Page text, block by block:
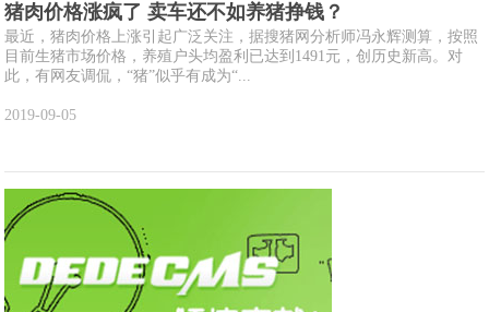
猪肉价格涨疯了 卖车还不如养猪挣钱？
最近，猪肉价格上涨引起广泛关注，据搜猪网分析师冯永辉测算，按照
目前生猪市场价格，养殖户头均盈利已达到1491元，创历史新高。对
此，有网友调侃，“猪”似乎有成为“...
2019-09-05